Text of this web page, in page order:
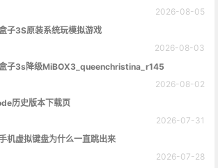
2026-08-05
子3S原装系统玩模拟游戏
2026-08-03
子3s降级MiBOX3_queenchristina_r145
2026-08-02
历史版本下载页
2026-07-31
机虚拟键盘为什么一直跳出来
2026-07-28